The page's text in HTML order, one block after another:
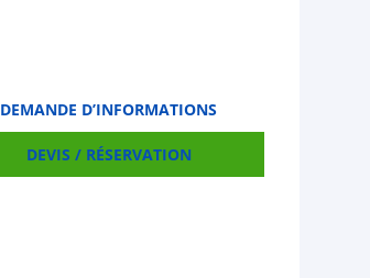
DEMANDE D’INFORMATIONS
DEVIS / RÉSERVATION